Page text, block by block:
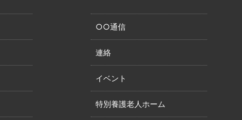
○○通信
連絡
イベント
特別養護老人ホーム